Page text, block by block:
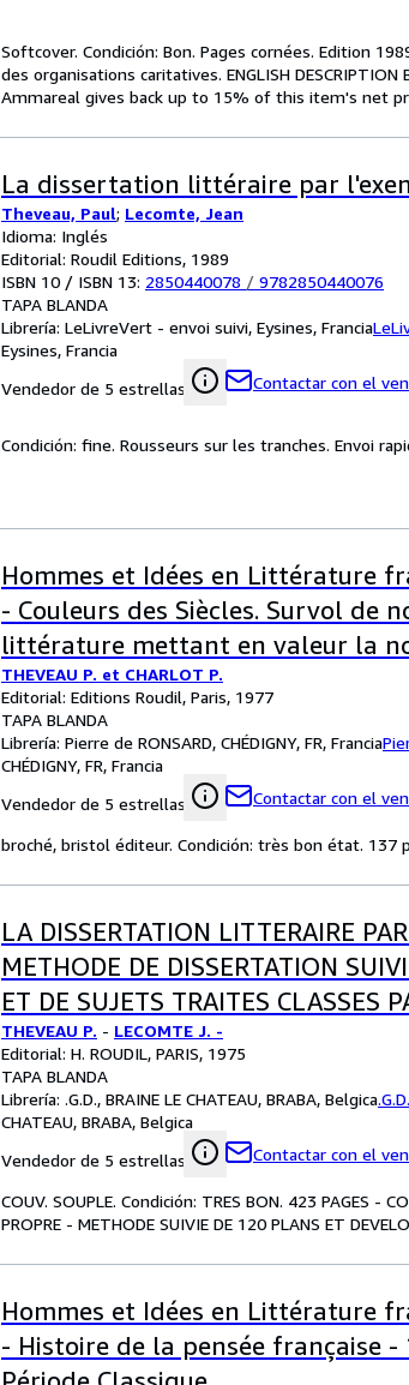
Softcover. Condición: Bon. Pages cornées. Edition
des organisations caritatives. ENGLISH
Ammareal gives back up to 15% of this item's net
La dissertation littéraire par
Theveau, Paul; Lecomte, Jean
Idioma: Inglés
Editorial: Roudil Editions, 1989
ISBN 10 / ISBN 13: 2850440078 / 9782850440076
TAPA BLANDA
Librería: LeLivreVert - envoi suivi, Eysines, Francia
Eysines, Francia
Vendedor de 5 estrellas
Contactar con el
Condición: fine. Rousseurs sur les tranches. Envoi
Hommes et Idées en Littérature
- Couleurs des Siècles. Survol de
littérature mettant en valeur la
pendule des siècles : Moyen-Age :
chrétien / XVIe siècle : Anarchie
XVIIe siècle : Ordre classique /
Libération des idées - XIXe siècle :
libéralisme.
THEVEAU P. et CHARLOT P.
Editorial: Editions Roudil, Paris, 1977
TAPA BLANDA
Librería: Pierre de RONSARD, CHÉDIGNY, FR, Francia
CHÉDIGNY, FR, Francia
Vendedor de 5 estrellas
Contactar con el
broché, bristol éditeur. Condición: très bon état. 137
LA DISSERTATION LITTERAIRE
METHODE DE DISSERTATION
ET DE SUJETS TRAITES CLASSES
THEVEAU P. - LECOMTE J. -
Editorial: H. ROUDIL, PARIS, 1975
TAPA BLANDA
Librería: .G.D., BRAINE LE CHATEAU, BRABA, Belgica.G.D.
CHATEAU, BRABA, Belgica
Vendedor de 5 estrellas
Contactar con el
COUV. SOUPLE. Condición: TRES BON. 423 PAGES -
PROPRE - METHODE SUIVIE DE 120 PLANS ET
Hommes et Idées en Littérature
- Histoire de la pensée française -